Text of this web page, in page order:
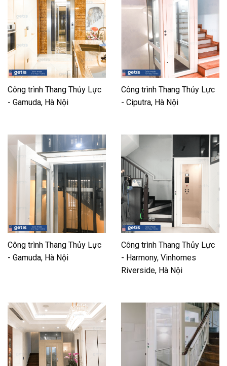
Công trình Thang Thủy Lực
- Gamuda, Hà Nội
Công trình Thang Thủy Lực
- Ciputra, Hà Nội
Công trình Thang Thủy Lực
- Gamuda, Hà Nội
Công trình Thang Thủy Lực
- Harmony, Vinhomes
Riverside, Hà Nội